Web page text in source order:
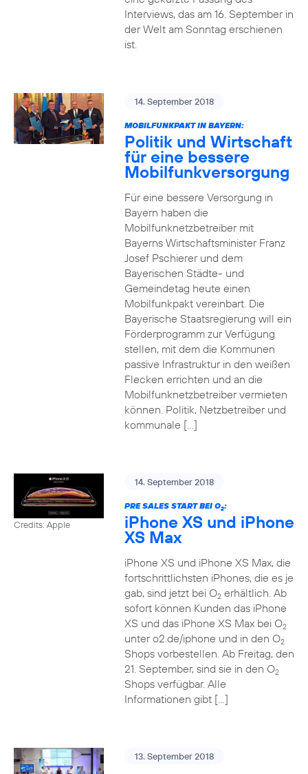
Interviews, das am 16. September in
der Welt am Sonntag erschienen
ist.
14. September 2018
MOBILFUNKPAKT IN BAYERN:
Politik und Wirtschaft
für eine bessere
Mobilfunkversorgung
Für eine bessere Versorgung in
Bayern haben die
Mobilfunknetzbetreiber mit
Bayerns Wirtschaftsminister Franz
Josef Pschierer und dem
Bayerischen Städte- und
Gemeindetag heute einen
Mobilfunkpakt vereinbart. Die
Bayerische Staatsregierung will ein
Förderprogramm zur Verfügung
stellen, mit dem die Kommunen
passive Infrastruktur in den weißen
Flecken errichten und an die
Mobilfunknetzbetreiber vermieten
können. Politik, Netzbetreiber und
kommunale […]
Credits: Apple
14. September 2018
PRE SALES START BEI O2:
iPhone XS und iPhone
XS Max
iPhone XS und iPhone XS Max, die
fortschrittlichsten iPhones, die es je
gab, sind jetzt bei O2erhältlich. Ab
sofort können Kunden das iPhone
XS und das iPhone XS Max bei O2
unter o2.de/iphone und in den O2
Shops vorbestellen. Ab Freitag, den
21. September, sind sie in den O2
Shops verfügbar. Alle
Informationen gibt […]
13. September 2018